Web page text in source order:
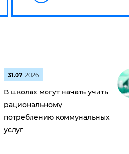
31.07 2026
В школах могут начать учить
рациональному
потреблению коммунальных
услуг